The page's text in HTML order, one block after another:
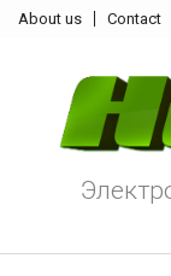
About us Contact